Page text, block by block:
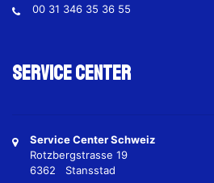
00 31 346 35 36 55
Service Center
Service Center Schweiz
Rotzbergstrasse 19
6362 Stansstad